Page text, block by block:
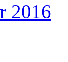
2016